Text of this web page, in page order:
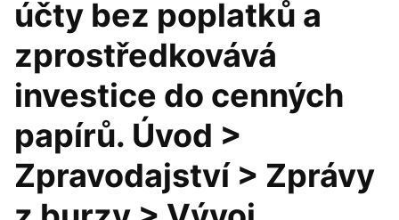
účty bez poplatků a
zprostředkovává
investice do cenných
papírů. Úvod >
Zpravodajství > Zprávy